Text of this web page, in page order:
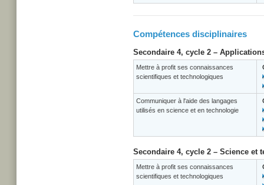
Compétences disciplinaires
Secondaire 4, cycle 2 –
Mettre à profit ses connaissances
scientifiques et technologiques
Communiquer à l'aide des langages
utilisés en science et en technologie
Secondaire 4, cycle 2 – Science et
Mettre à profit ses connaissances
scientifiques et technologiques